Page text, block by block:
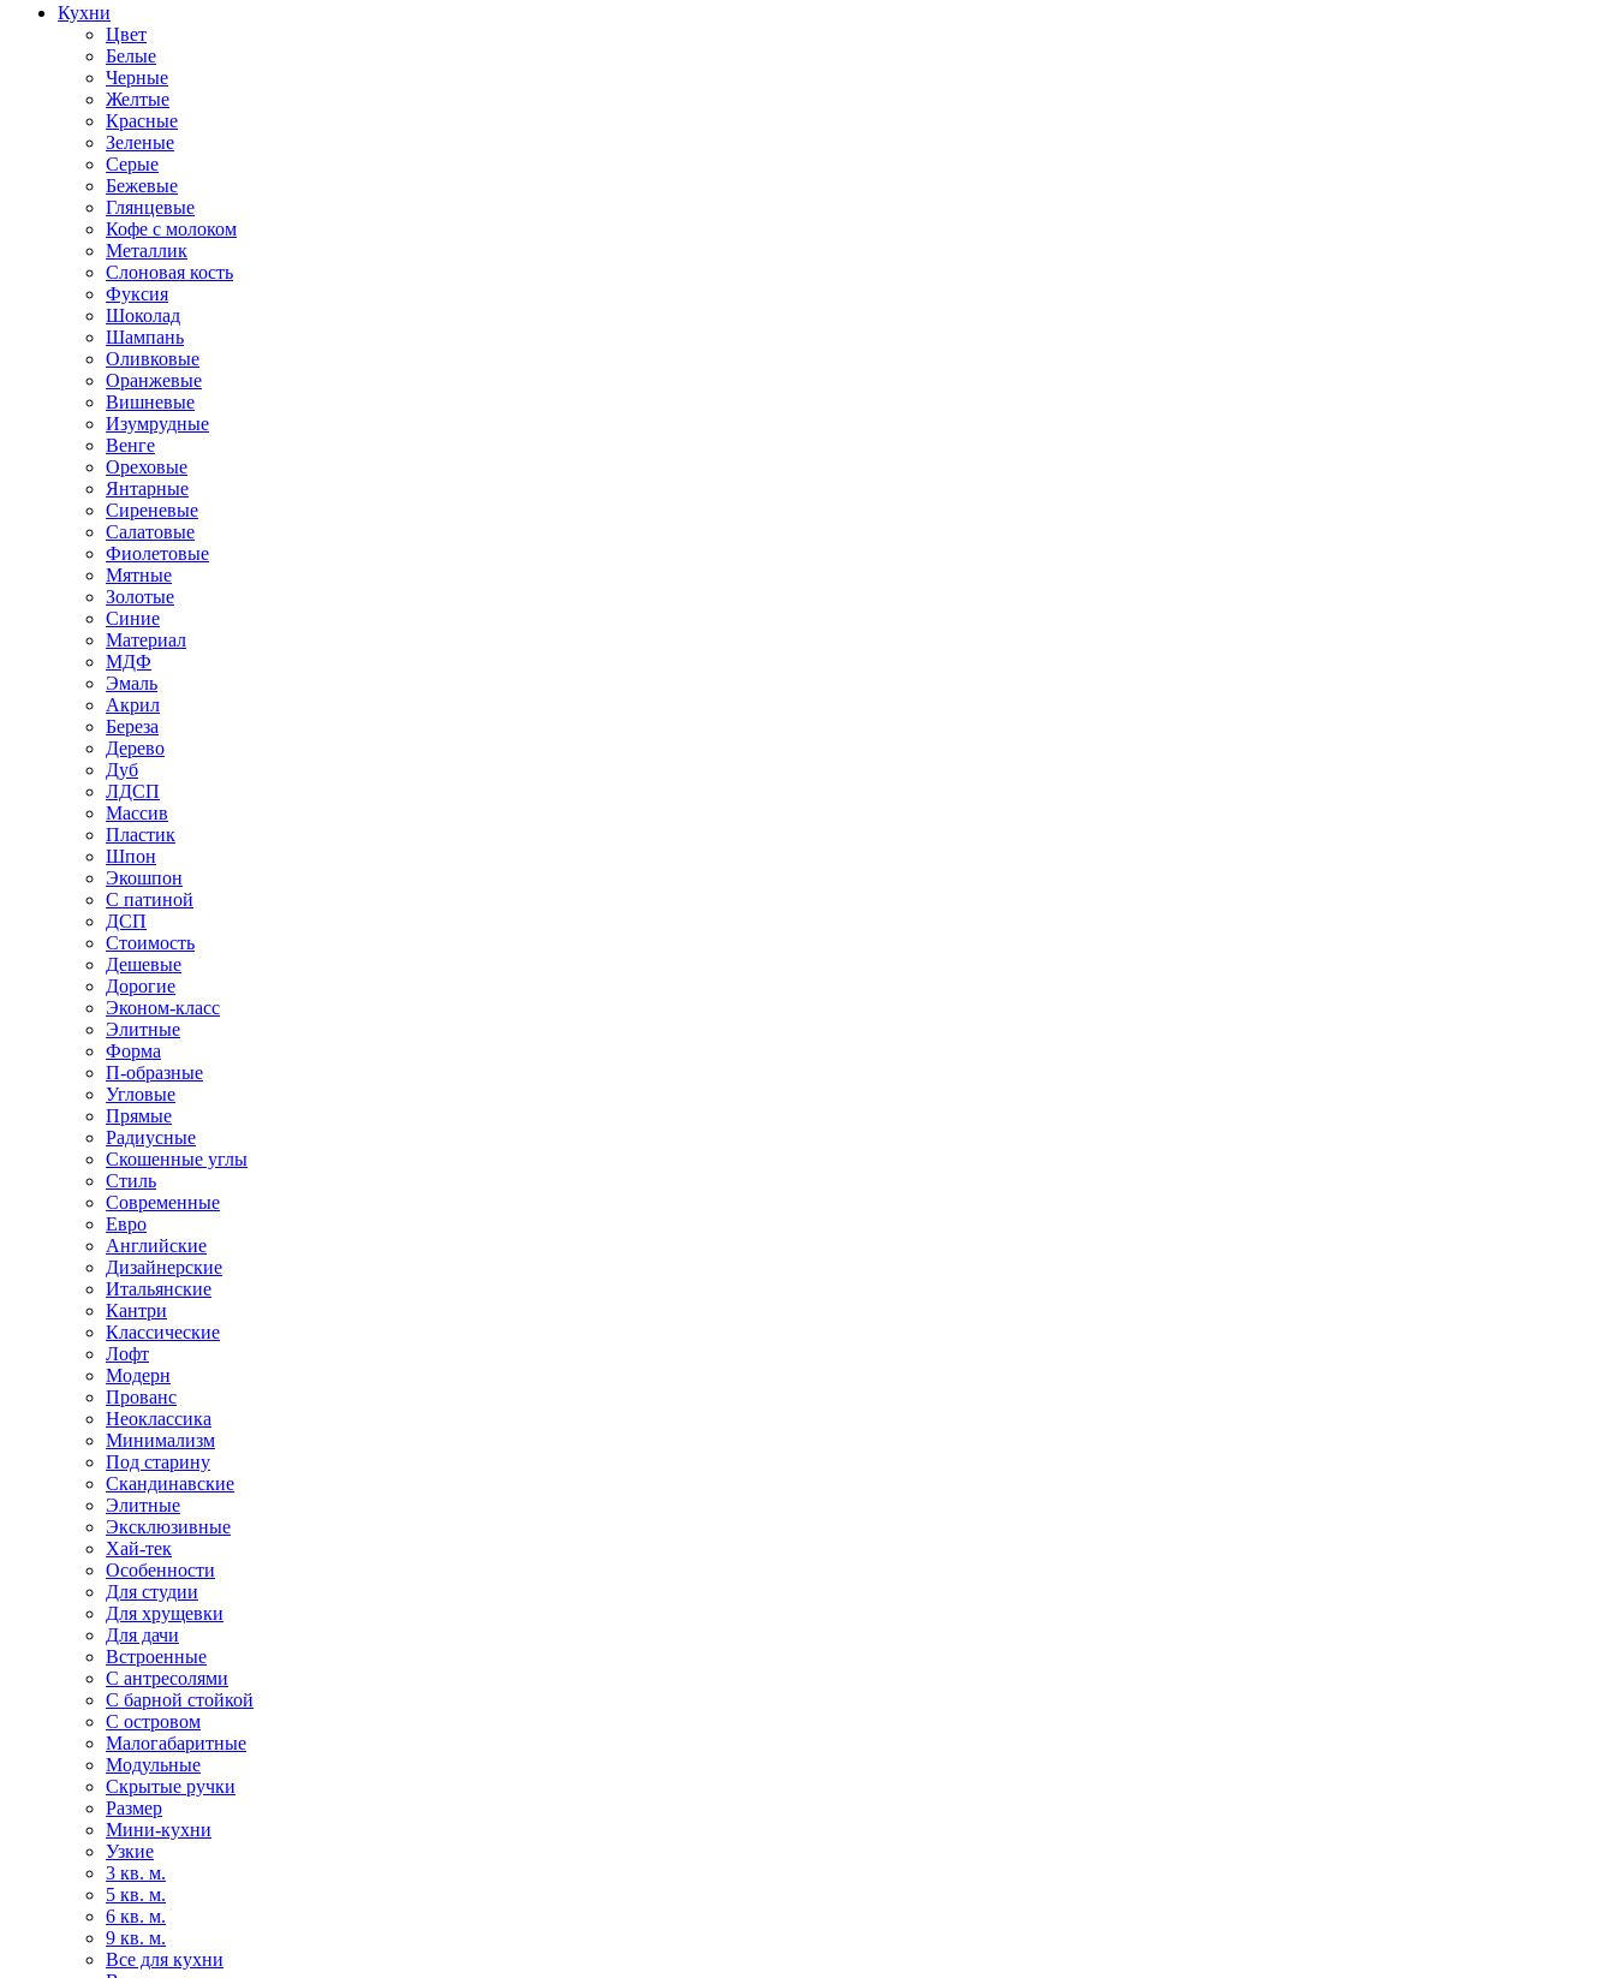
Кухни
Цвет
Белые
Черные
Желтые
Красные
Зеленые
Серые
Бежевые
Глянцевые
Кофе с молоком
Металлик
Слоновая кость
Фуксия
Шоколад
Шампань
Оливковые
Оранжевые
Вишневые
Изумрудные
Венге
Ореховые
Янтарные
Сиреневые
Салатовые
Фиолетовые
Мятные
Золотые
Синие
Материал
МДФ
Эмаль
Акрил
Береза
Дерево
Дуб
ЛДСП
Массив
Пластик
Шпон
Экошпон
С патиной
ДСП
Стоимость
Дешевые
Дорогие
Эконом-класс
Элитные
Форма
П-образные
Угловые
Прямые
Радиусные
Скошенные углы
Стиль
Современные
Евро
Английские
Дизайнерские
Итальянские
Кантри
Классические
Лофт
Модерн
Прованс
Неоклассика
Минимализм
Под старину
Скандинавские
Элитные
Эксклюзивные
Хай-тек
Особенности
Для студии
Для хрущевки
Для дачи
Встроенные
С антресолями
С барной стойкой
С островом
Малогабаритные
Модульные
Скрытые ручки
Размер
Мини-кухни
Узкие
3 кв. м.
5 кв. м.
6 кв. м.
9 кв. м.
Все для кухни